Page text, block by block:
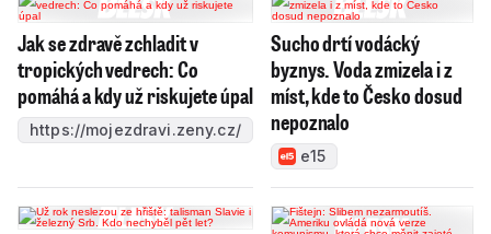
Jak se zdravě zchladit v
tropických vedrech: Co
pomáhá a kdy už riskujete úpal
https://mojezdravi.zeny.cz/
Sucho drtí vodácký
byznys. Voda zmizela i z
míst, kde to Česko dosud
nepoznalo
e15